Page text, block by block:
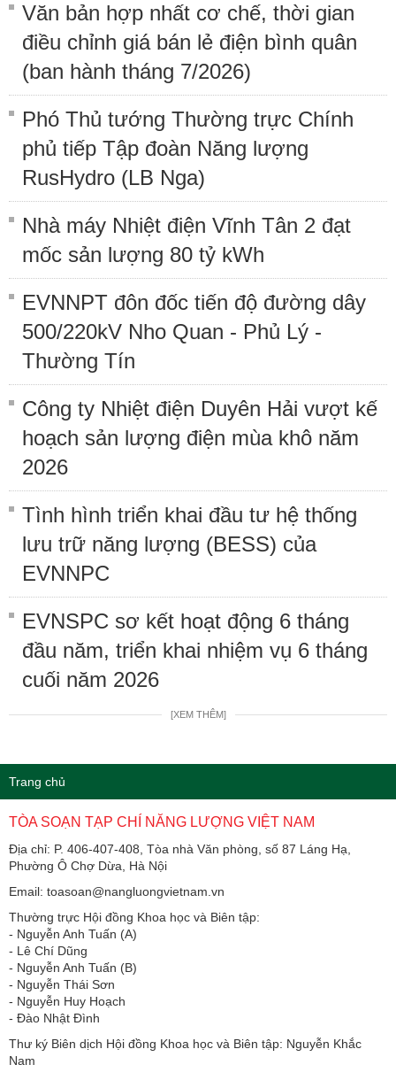
Văn bản hợp nhất cơ chế, thời gian
điều chỉnh giá bán lẻ điện bình quân
(ban hành tháng 7/2026)
Phó Thủ tướng Thường trực Chính
phủ tiếp Tập đoàn Năng lượng
RusHydro (LB Nga)
Nhà máy Nhiệt điện Vĩnh Tân 2 đạt
mốc sản lượng 80 tỷ kWh
EVNNPT đôn đốc tiến độ đường dây
500/220kV Nho Quan - Phủ Lý -
Thường Tín
Công ty Nhiệt điện Duyên Hải vượt kế
hoạch sản lượng điện mùa khô năm
2026
Tình hình triển khai đầu tư hệ thống
lưu trữ năng lượng (BESS) của
EVNNPC
EVNSPC sơ kết hoạt động 6 tháng
đầu năm, triển khai nhiệm vụ 6 tháng
cuối năm 2026
[XEM THÊM]
Trang chủ
TÒA SOẠN TẠP CHÍ NĂNG LƯỢNG VIỆT NAM
Địa chỉ: P. 406-407-408, Tòa nhà Văn phòng, số 87 Láng Hạ,
Phường Ô Chợ Dừa, Hà Nội
Email: toasoan@nangluongvietnam.vn
Thường trực Hội đồng Khoa học và Biên tập:
​​​​​​- Nguyễn Anh Tuấn (A)
- Lê Chí Dũng
- Nguyễn Anh Tuấn (B)
- Nguyễn Thái Sơn
- Nguyễn Huy Hoạch
- Đào Nhật Đình
Thư ký Biên dịch Hội đồng Khoa học và Biên tập: Nguyễn Khắc
Nam